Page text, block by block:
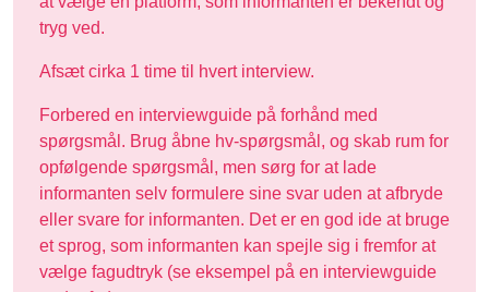
tryg ved.
Afsæt cirka 1 time til hvert interview.
Forbered en interviewguide på forhånd med
spørgsmål. Brug åbne hv-spørgsmål, og skab rum for
opfølgende spørgsmål, men sørg for at lade
informanten selv formulere sine svar uden at afbryde
eller svare for informanten. Det er en god ide at bruge
et sprog, som informanten kan spejle sig i fremfor at
vælge fagudtryk (se eksempel på en interviewguide